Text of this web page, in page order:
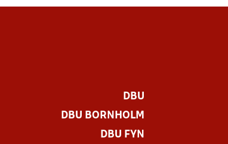
DBU
DBU BORNHOLM
DBU FYN